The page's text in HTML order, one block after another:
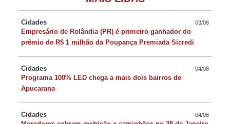
também ajudou no salvamento.
A influenciadora visitou a residência onde João vive com a mãe,
Maria Daczuk, de 77 anos. Ao constatar a vulnerabilidade social
da família, Karla decidiu pedir doações para ajudar a família. “Eu
vim aqui me reencontrar com ele depois do acontecido e, ao
chegar, conheci a mãe e vi que era uma família muito humilde”,
afirma.
Cidades 03/08
Empresário de Rolândia (PR) é primeiro ganhador do
prêmio de R$ 1 milhão da Poupança Premiada Sicredi
Cidades 04/08
Programa 100% LED chega a mais dois bairros de
Apucarana
Cidades 04/08